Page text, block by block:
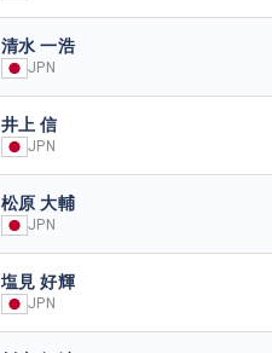
清水 一浩
JPN
井上 信
JPN
松原 大輔
JPN
塩見 好輝
JPN